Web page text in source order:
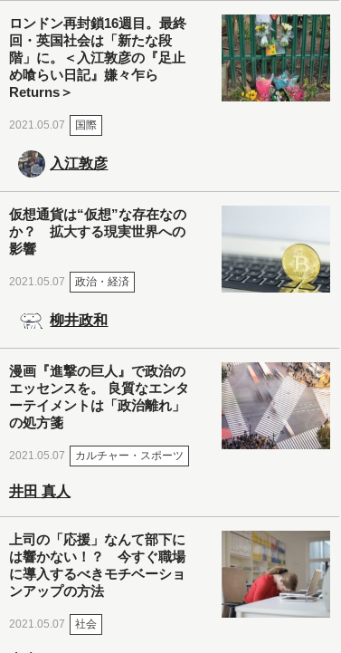
ロンドン再封鎖16週目。最終
回・英国社会は「新たな段
階」に。＜入江敦彦の『足止
め喰らい日記』嫌々乍ら
Returns＞
2021.05.07 国際
入江敦彦
仮想通貨は“仮想”な存在なの
か？ 拡大する現実世界への
影響
2021.05.07 政治・経済
柳井政和
漫画『進撃の巨人』で政治の
エッセンスを。 良質なエンタ
ーテイメントは「政治離れ」
の処方箋
2021.05.07 カルチャー・スポーツ
井田 真人
上司の「応援」なんて部下に
は響かない！？ 今すぐ職場
に導入するべきモチベーショ
ンアップの方法
2021.05.07 社会